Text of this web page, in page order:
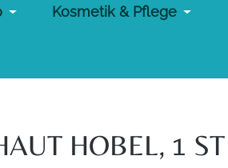
Kosmetik & Pflege
HOBEL, 1 ST